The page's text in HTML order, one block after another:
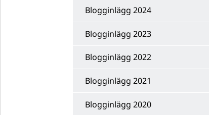
Blogginlägg 2024
Blogginlägg 2023
Blogginlägg 2022
Blogginlägg 2021
Blogginlägg 2020